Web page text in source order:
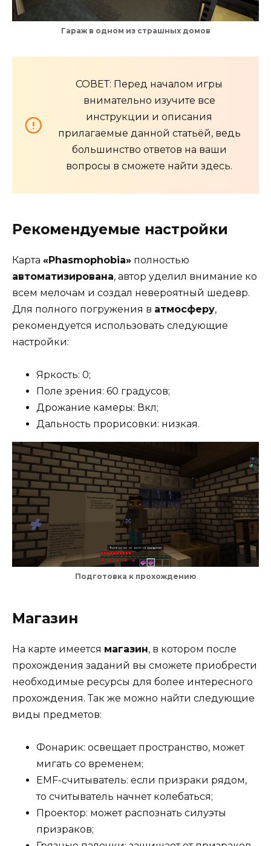
Гараж в одном из страшных домов
СОВЕТ: Перед началом игры
внимательно изучите все
инструкции и описания
прилагаемые данной статьёй, ведь
большинство ответов на ваши
вопросы в сможете найти здесь.
Рекомендуемые настройки
Карта «Phasmophobia» полностью
автоматизирована, автор уделил внимание ко
всем мелочам и создал невероятный шедевр.
Для полного погружения в атмосферу,
рекомендуется использовать следующие
настройки:
Яркость: 0;
Поле зрения: 60 градусов;
Дрожание камеры: Вкл;
Дальность прорисовки: низкая.
Подготовка к прохождению
Магазин
На карте имеется магазин, в котором после
прохождения заданий вы сможете приобрести
необходимые ресурсы для более интересного
прохождения. Так же можно найти следующие
виды предметов:
Фонарик: освещает пространство, может
мигать со временем;
EMF-считыватель: если призраки рядом,
то считыватель начнет колебаться;
Проектор: может распознать силуэты
призраков;